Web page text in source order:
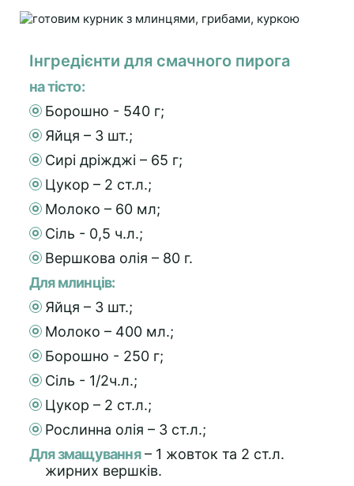
Інгредієнти для смачного пирога
на тісто:
Борошно - 540 г;
Яйця – 3 шт.;
Сирі дріжджі – 65 г;
Цукор – 2 ст.л.;
Молоко – 60 мл;
Сіль - 0,5 ч.л.;
Вершкова олія – 80 г.
Для млинців:
Яйця – 3 шт.;
Молоко – 400 мл.;
Борошно - 250 г;
Сіль - 1/2ч.л.;
Цукор – 2 ст.л.;
Рослинна олія – 3 ст.л.;
Для змащування– 1 жовток та 2 ст.л.
жирних вершків.